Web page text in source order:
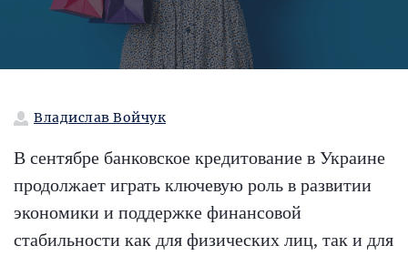
Владислав Войчук
В сентябре банковское кредитование в Украине
продолжает играть ключевую роль в развитии
экономики и поддержке финансовой
стабильности как для физических лиц, так и для